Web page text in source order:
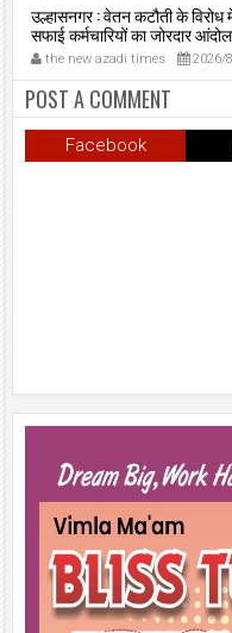
उल्हासनगर : वेतन कटौती के विरोध
सफाई कर्मचारियों का जोरदार
the new azadi times 2026/
POST A COMMENT
Facebook